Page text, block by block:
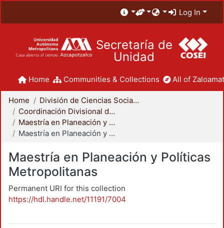
Log In
Secretaría de
Unidad
Home Communities & Collections All of
Home
División de Ciencias Sociales y Humanidades
Coordinación Divisional de Posgrado
Maestría en Planeación y Políticas Metropolitanas
Maestría en Planeación y Políticas Metropolitanas
Maestría en Planeación y Políticas
Metropolitanas
Permanent URI for this collection
https://hdl.handle.net/11191/7004